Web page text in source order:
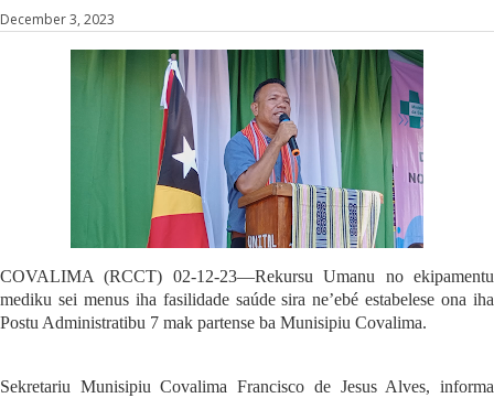
December 3, 2023
COVALIMA (RCCT) 02-12-23—RekursuUmanu no ekipamentu
mediku sei menus iha fasilidade saúde sira ne’ebé estabelese ona iha
Postu Administratibu 7 mak partense ba Munisipiu Covalima.
Sekretariu Munisipiu Covalima Francisco de Jesus Alves, informa